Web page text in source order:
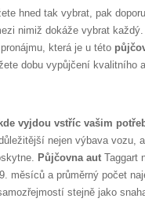
hned tak vybrat, pak
nimiž dokáže vybrat
která je u této
dobu vypůjčení kvalitního
vyjdou vstříc vašim
nejen výbava vozu,
Půjčovna aut Taggart
měsíců a průměrný počet
stejně jako